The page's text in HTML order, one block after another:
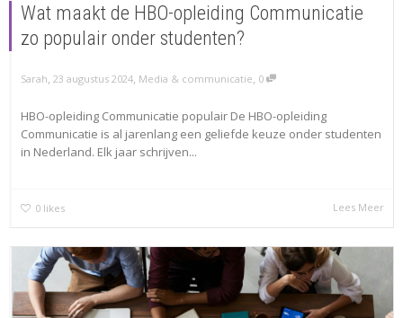
Wat maakt de HBO-opleiding Communicatie
zo populair onder studenten?
Sarah, 23 augustus 2024, Media & communicatie, 0
HBO-opleiding Communicatie populair De HBO-opleiding
Communicatie is al jarenlang een geliefde keuze onder studenten
in Nederland. Elk jaar schrijven...
0 likes Lees Meer